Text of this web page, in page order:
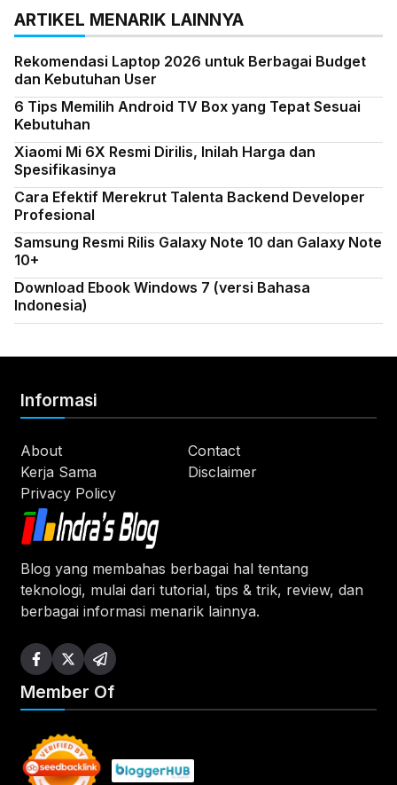
ARTIKEL MENARIK LAINNYA
Rekomendasi Laptop 2026 untuk Berbagai Budget
dan Kebutuhan User
6 Tips Memilih Android TV Box yang Tepat Sesuai
Kebutuhan
Xiaomi Mi 6X Resmi Dirilis, Inilah Harga dan
Spesifikasinya
Cara Efektif Merekrut Talenta Backend Developer
Profesional
Samsung Resmi Rilis Galaxy Note 10 dan Galaxy Note
10+
Download Ebook Windows 7 (versi Bahasa
Indonesia)
Blog yang membahas berbagai hal tentang
teknologi, mulai dari tutorial, tips & trik, review, dan
berbagai informasi menarik lainnya.
Informasi
About
Contact
Kerja Sama
Disclaimer
Privacy Policy
Member Of